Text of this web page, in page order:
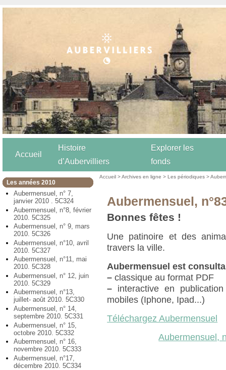
Accueil
Histoire
d’Aubervilliers
Explorer les
fonds
Les années 2010
Aubermensuel, n° 7,
janvier 2010 . 5C324
Aubermensuel, n°8, février
2010. 5C325
Aubermensuel, n° 9, mars
2010. 5C326
Aubermensuel, n°10, avril
2010. 5C327
Aubermensuel, n°11, mai
2010. 5C328
Aubermensuel, n° 12, juin
2010. 5C329
Aubermensuel, n°13,
juillet- août 2010. 5C330
Aubermensuel, n° 14,
septembre 2010. 5C331
Aubermensuel, n° 15,
octobre 2010. 5C332
Aubermensuel, n° 16,
novembre 2010. 5C333
Aubermensuel, n°17,
décembre 2010. 5C334
Accueil >Archives en ligne >Les périodiques >
Aubermensuel,
Bonnes fêtes !
Une patinoire et des
travers la ville.
Aubermensuel est
– classique au format PDF
– interactive en
mobiles (Iphone, Ipad...)
Téléchargez Aubermensuel
Aubermensuel,